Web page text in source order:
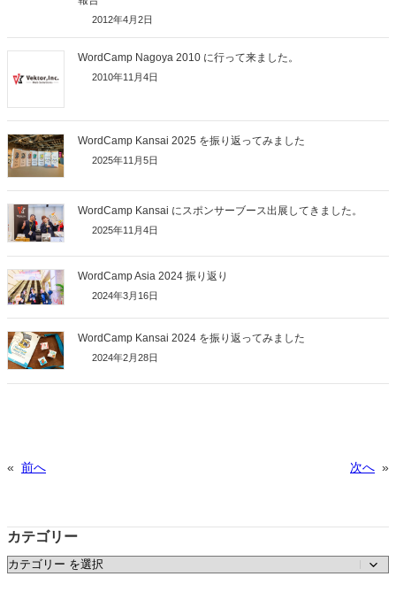
2012年4月2日
WordCamp Nagoya 2010 に行って来ました。
2010年11月4日
WordCamp Kansai 2025 を振り返ってみました
2025年11月5日
WordCamp Kansai にスポンサーブース出展してきました。
2025年11月4日
WordCamp Asia 2024 振り返り
2024年3月16日
WordCamp Kansai 2024 を振り返ってみました
2024年2月28日
« 前へ 次へ »
カテゴリー
カテゴリー